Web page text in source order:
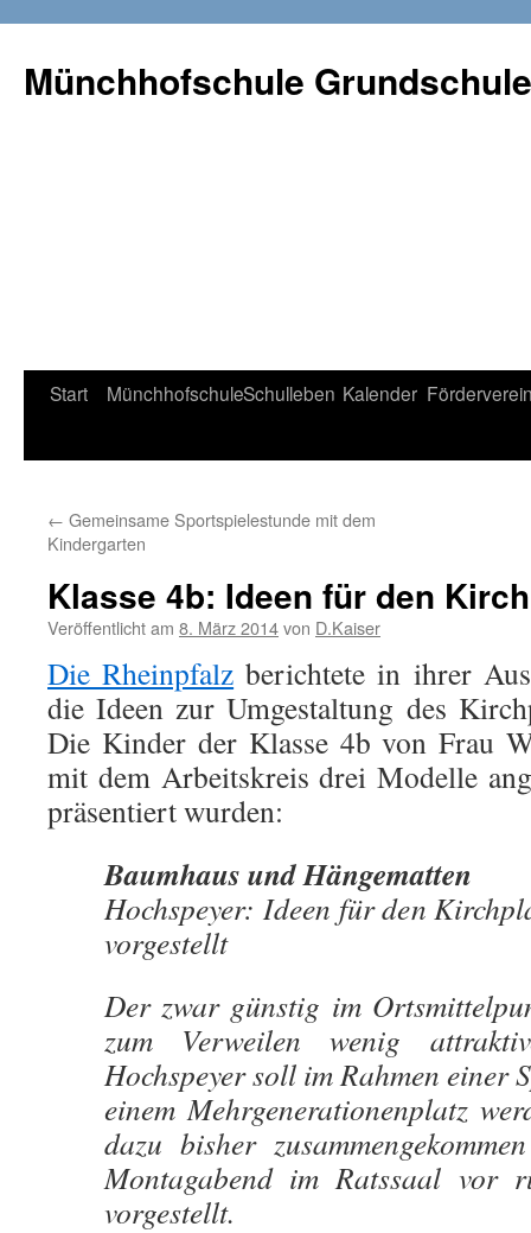
Münchhofschule
Weiter
Start MünchhofschuleSchulleben Kalender
← Gemeinsame Sportspielestunde mit dem
Kindergarten
Klasse 4b: Ideen für den
Veröffentlicht am 8. März 2014von D.Kaiser
Die Rheinpfalz berichtete in ihrer
die Ideen zur Umgestaltung des
Die Kinder der Klasse 4b von Frau
mit dem Arbeitskreis drei Modelle
präsentiert wurden:
Baumhaus und Hängematten
Hochspeyer: Ideen für den
vorgestellt
Der zwar günstig im
zum Verweilen wenig
Hochspeyer soll im Rahmen einer
einem Mehrgenerationenplatz
dazu bisher
Montagabend im Ratssaal vor
vorgestellt.